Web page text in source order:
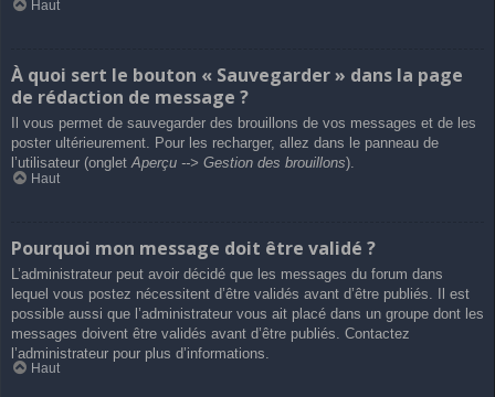
Haut
À quoi sert le bouton « Sauvegarder » dans la page
de rédaction de message ?
Il vous permet de sauvegarder des brouillons de vos messages et de les
poster ultérieurement. Pour les recharger, allez dans le panneau de
l’utilisateur (ongletAperçu --> Gestion des brouillons).
Haut
Pourquoi mon message doit être validé ?
L’administrateur peut avoir décidé que les messages du forum dans
lequel vous postez nécessitent d’être validés avant d’être publiés. Il est
possible aussi que l’administrateur vous ait placé dans un groupe dont les
messages doivent être validés avant d’être publiés. Contactez
l’administrateur pour plus d’informations.
Haut